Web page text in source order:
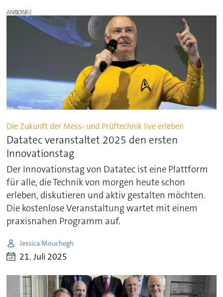
ANZEIGE
Die Zukunft der Mess- und Prüftechnik live erleben
Datatec veranstaltet 2025 den ersten
Innovationstag
Der Innovationstag von Datatec ist eine Plattform
für alle, die Technik von morgen heute schon
erleben, diskutieren und aktiv gestalten möchten.
Die kostenlose Veranstaltung wartet mit einem
praxisnahen Programm auf.
Jessica Mouchegh
21. Juli 2025